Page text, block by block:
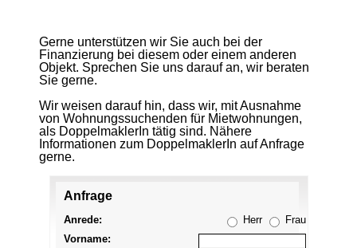
Gerne unterstützen wir Sie auch bei der
Finanzierung bei diesem oder einem anderen
Objekt. Sprechen Sie uns darauf an, wir beraten
Sie gerne.
Wir weisen darauf hin, dass wir, mit Ausnahme
von Wohnungssuchenden für Mietwohnungen,
als DoppelmaklerIn tätig sind. Nähere
Informationen zum DoppelmaklerIn auf Anfrage
gerne.
Anfrage
Anrede:
Herr
Frau
Vorname: